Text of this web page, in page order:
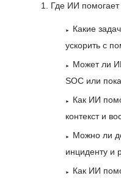
Где ИИ помогает
Какие
ускорить с
Может ли
SOC или
Как ИИ
контекст и
Можно ли
инциденту и
Как ИИ